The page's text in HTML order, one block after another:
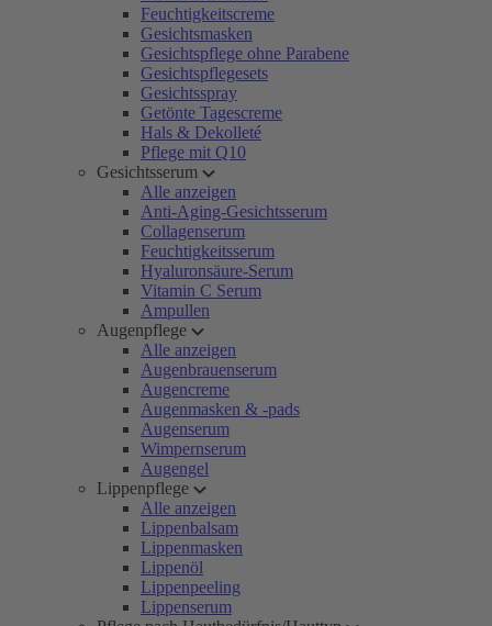
Feuchtigkeitscreme
Gesichtsmasken
Gesichtspflege ohne Parabene
Gesichtspflegesets
Gesichtsspray
Getönte Tagescreme
Hals & Dekolleté
Pflege mit Q10
Gesichtsserum
Alle anzeigen
Anti-Aging-Gesichtsserum
Collagenserum
Feuchtigkeitsserum
Hyaluronsäure-Serum
Vitamin C Serum
Ampullen
Augenpflege
Alle anzeigen
Augenbrauenserum
Augencreme
Augenmasken & -pads
Augenserum
Wimpernserum
Augengel
Lippenpflege
Alle anzeigen
Lippenbalsam
Lippenmasken
Lippenöl
Lippenpeeling
Lippenserum